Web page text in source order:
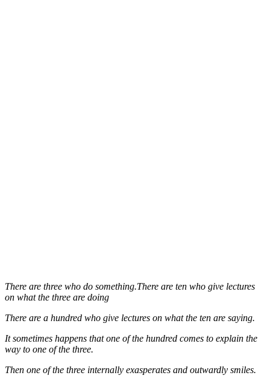
There are three who do something.There are ten who give lectures
on what the three are doing
There are a hundred who give lectures on what the ten are saying.
It sometimes happens that one of the hundred comes to explain the
way to one of the three.
Then one of the three internally exasperates and outwardly smiles.